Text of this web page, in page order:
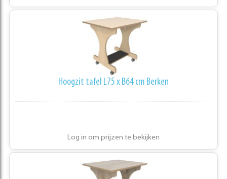
Hoogzit tafel L75 x B64 cm Berken
Log in om prijzen te bekijken